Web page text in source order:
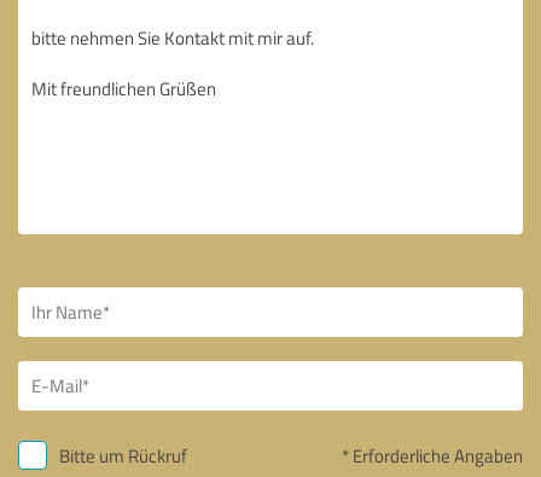
Bitte um Rückruf * Erforderliche Angaben